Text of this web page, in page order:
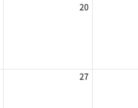
20
27